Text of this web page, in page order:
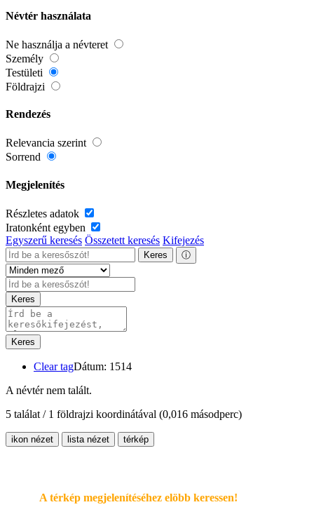
Névtér használata
Ne használja a névteret
Személy
Testületi
Földrajzi
Rendezés
Relevancia szerint
Sorrend
Megjelenítés
Részletes adatok
Iratonként egyben
Egyszerű keresés Összetett keresés Kifejezés
Keres ⓘ
Keres
Keres
Clear tagDátum: 1514
A névtér nem talált.
5 találat / 1 földrajzi koordinátával (0,016 másodperc)
ikon nézet lista nézet térkép
A térkép megjelenítéséhez elöbb keressen!